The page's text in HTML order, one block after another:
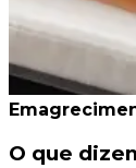
O que